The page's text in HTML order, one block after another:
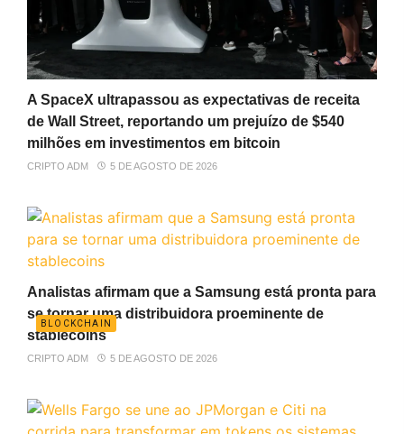
A SpaceX ultrapassou as expectativas de receita
de Wall Street, reportando um prejuízo de $540
milhões em investimentos em bitcoin
CRIPTO ADM 5 DE AGOSTO DE 2026
BLOCKCHAIN
Analistas afirmam que a Samsung está pronta para
se tornar uma distribuidora proeminente de
stablecoins
CRIPTO ADM 5 DE AGOSTO DE 2026